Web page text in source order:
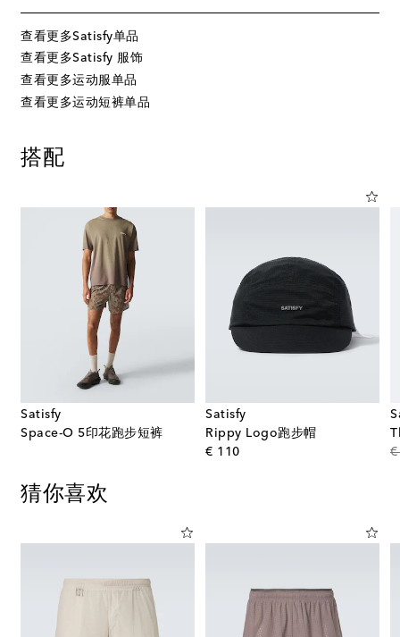
查看更多Satisfy单品
查看更多Satisfy 服饰
查看更多运动服单品
查看更多运动短裤单品
搭配
Satisfy
Space-O 5印花跑步短裤
Satisfy
Rippy Logo跑步帽
€ 110original price
€
猜你喜欢